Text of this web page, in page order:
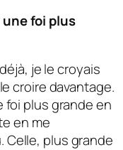
foi plus
je le croyais
croire davantage.
foi plus grande en
en me
Celle, plus grande